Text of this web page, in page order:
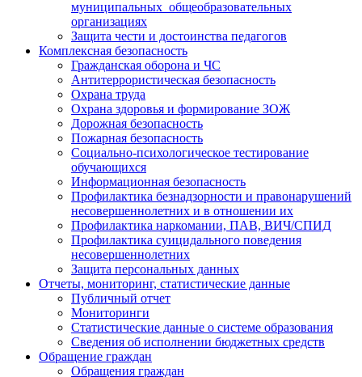
муниципальных общеобразовательных
организациях
Защита чести и достоинства педагогов
Комплексная безопасность
Гражданская оборона и ЧС
Антитеррористическая безопасность
Охрана труда
Охрана здоровья и формирование ЗОЖ
Дорожная безопасность
Пожарная безопасность
Социально-психологическое тестирование
обучающихся
Информационная безопасность
Профилактика безнадзорности и правонарушений
несовершеннолетних и в отношении их
Профилактика наркомании, ПАВ, ВИЧ/СПИД
Профилактика суицидального поведения
несовершеннолетних
Защита персональных данных
Отчеты, мониторинг, статистические данные
Публичный отчет
Мониторинги
Статистические данные о системе образования
Сведения об исполнении бюджетных средств
Обращение граждан
Обращения граждан